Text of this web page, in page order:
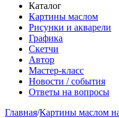
Каталог
Картины маслом
Рисунки и акварели
Графика
Скетчи
Автор
Мастер-класс
Новости / события
Ответы на вопросы
Главная/Картины маслом